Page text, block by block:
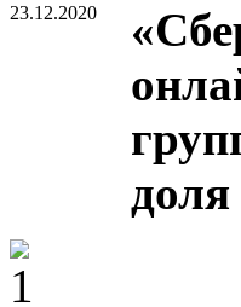
23.12.2020